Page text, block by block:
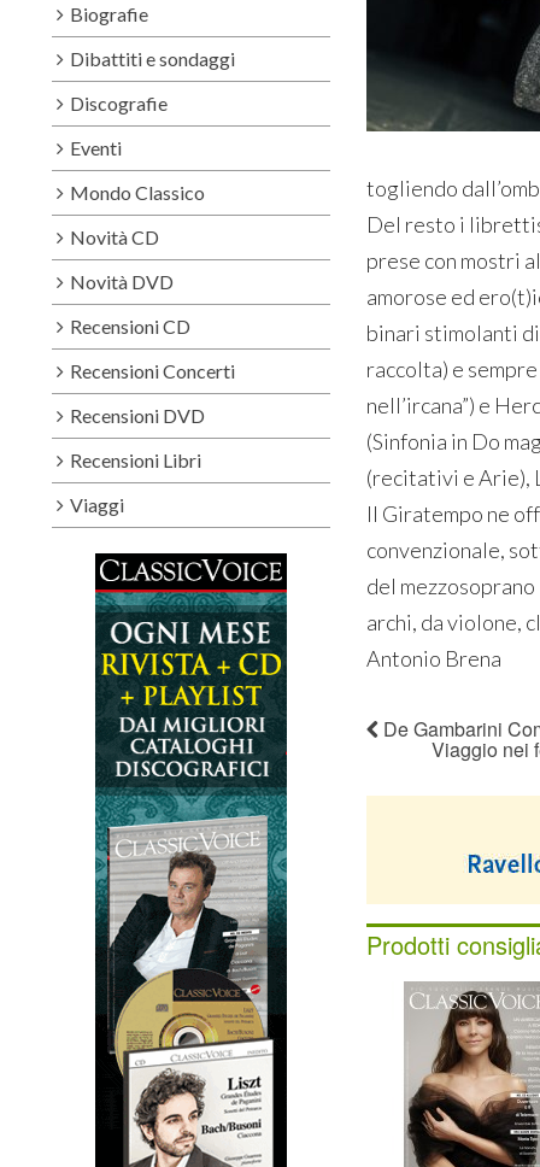
togliendo
Del resto i
prese con mostri
amorose ed
binari stimolanti
raccolta) e
nell’ircana”) e
(Sinfonia in Do
(recitativi e Arie),
Il Giratempo ne
convenzionale,
del
archi, da violone,
Antonio Brena
De Gambarini
Viaggio nei
Prodotti
Biografie
Dibattiti e sondaggi
Discografie
Eventi
Mondo Classico
Novità CD
Novità DVD
Recensioni CD
Recensioni Concerti
Recensioni DVD
Recensioni Libri
Viaggi